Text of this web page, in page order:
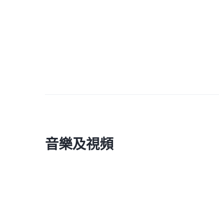
音樂及視頻